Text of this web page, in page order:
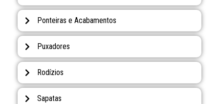
Ponteiras e Acabamentos
Puxadores
Rodízios
Sapatas